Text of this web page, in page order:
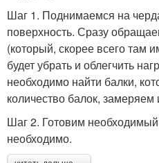
Шаг 1. Поднимаемся на
поверхность. Сразу
(который, скорее всего там
будет убрать и облегчить
необходимо найти балки,
количество балок, замеряем
Шаг 2. Готовим
необходимо.